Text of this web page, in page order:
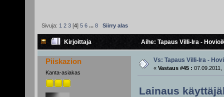
Sivuja: 1 2 3[4] 5 6 ... 8 Siirry alas
Kirjoittaja Aihe: Tapaus Villi-Ira -
Piiskazion
Kanta-asiakas
Vs: Tapaus Villi-Ira -
« Vastaus #45 : 07.09.2011,
Lainaus